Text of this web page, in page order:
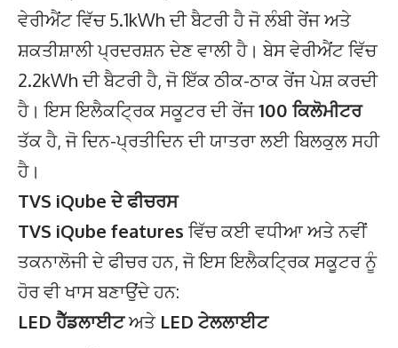
ਵੇਰੀਐਂਟ ਵਿੱਚ 5.1kWh ਦੀ ਬੈਟਰੀ ਹੈ ਜੋ ਲੰਬੀ ਰੇਂਜ ਅਤੇ
ਸ਼ਕਤੀਸ਼ਾਲੀ ਪ੍ਰਦਰਸ਼ਨ ਦੇਣ ਵਾਲੀ ਹੈ। ਬੇਸ ਵੇਰੀਐਂਟ ਵਿੱਚ
2.2kWh ਦੀ ਬੈਟਰੀ ਹੈ, ਜੋ ਇੱਕ ਠੀਕ-ਠਾਕ ਰੇਂਜ ਪੇਸ਼ ਕਰਦੀ
ਹੈ। ਇਸ ਇਲੈਕਟ੍ਰਿਕ ਸਕੂਟਰ ਦੀ ਰੇਂਜ100 ਕਿਲੋਮੀਟਰ
ਤੱਕ ਹੈ, ਜੋ ਦਿਨ-ਪ੍ਰਤੀਦਿਨ ਦੀ ਯਾਤਰਾ ਲਈ ਬਿਲਕੁਲ ਸਹੀ
ਹੈ।
TVS iQube ਦੇ ਫੀਚਰਸ
TVS iQube features ਵਿੱਚ ਕਈ ਵਧੀਆ ਅਤੇ ਨਵੀਂ
ਤਕਨਾਲੋਜੀ ਦੇ ਫੀਚਰ ਹਨ, ਜੋ ਇਸ ਇਲੈਕਟ੍ਰਿਕ ਸਕੂਟਰ ਨੂੰ
ਹੋਰ ਵੀ ਖਾਸ ਬਣਾਉਂਦੇ ਹਨ:
LED ਹੈੱਡਲਾਈਟਅਤੇ LED ਟੇਲਲਾਈਟ